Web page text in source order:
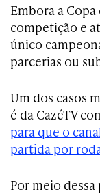
Embora a
competição e
único
parcerias ou
Um dos casos
é da CazéTV
para que o
partida por
Por meio dessa